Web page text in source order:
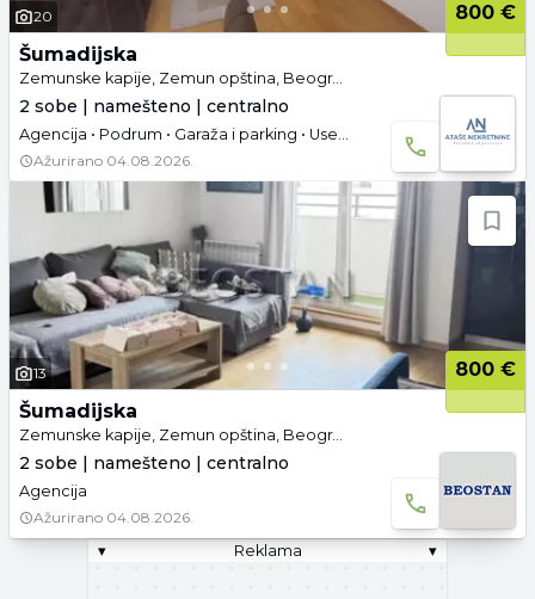
20
800 €
Šumadijska
Zemunske kapije, Zemun opština, Beograd
2 sobe | namešteno | centralno
Agencija • Podrum • Garaža i parking • Useljivo
Ažurirano 04.08.2026.
13
800 €
Šumadijska
Zemunske kapije, Zemun opština, Beograd
2 sobe | namešteno | centralno
Agencija
Ažurirano 04.08.2026.
▾
Reklama ▾